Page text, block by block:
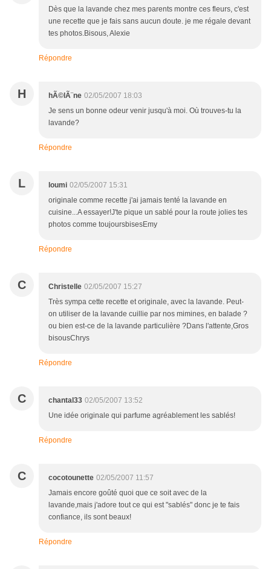
Dès que la lavande chez mes parents montre ces fleurs, c'est
une recette que je fais sans aucun doute. je me régale devant
tes photos.Bisous, Alexie
Répondre
H hÃ©lÃ¨ne 02/05/2007 18:03
Je sens un bonne odeur venir jusqu'à moi. Où trouves-tu la
lavande?
Répondre
L loumi 02/05/2007 15:31
originale comme recette j'ai jamais tenté la lavande en
cuisine...A essayer!J'te pique un sablé pour la route jolies tes
photos comme toujoursbisesEmy
Répondre
C Christelle 02/05/2007 15:27
Très sympa cette recette et originale, avec la lavande. Peut-
on utiliser de la lavande cuillie par nos mimines, en balade ?
ou bien est-ce de la lavande particulière ?Dans l'attente,Gros
bisousChrys
Répondre
C chantal33 02/05/2007 13:52
Une idée originale qui parfume agréablement les sablés!
Répondre
C cocotounette 02/05/2007 11:57
Jamais encore goûté quoi que ce soit avec de la
lavande,mais j'adore tout ce qui est "sablés" donc je te fais
confiance, ils sont beaux!
Répondre